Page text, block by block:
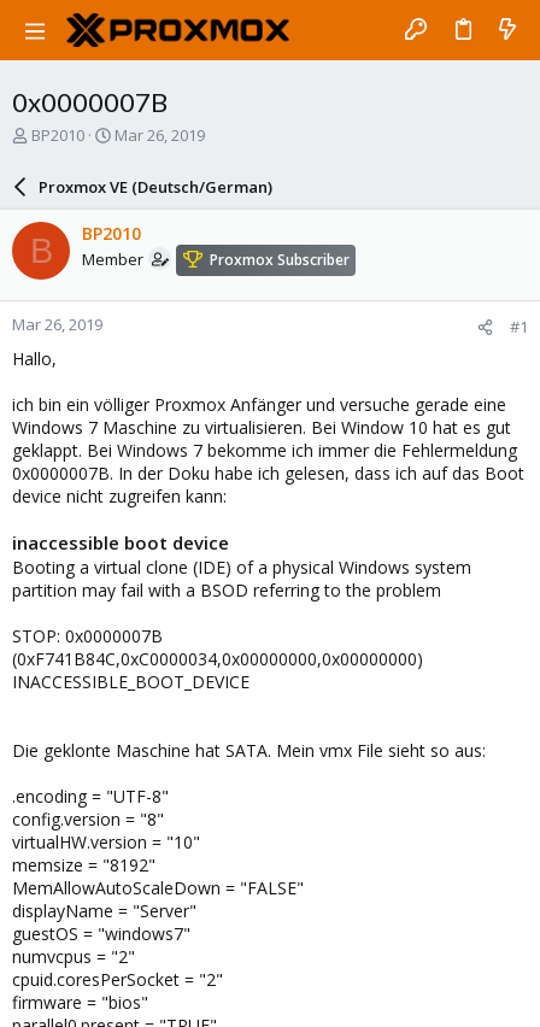
0x0000007B
T
a
d
s
t
a
r
t
e
BP2010
S
a
r
d
a
e
Mar 26, 2019
Proxmox VE (Deutsch/German)
B BP2010
Member Proxmox Subscriber
Mar 26, 2019 #1
Hallo,
ich bin ein völliger Proxmox Anfänger und versuche gerade eine
Windows 7 Maschine zu virtualisieren. Bei Window 10 hat es gut
geklappt. Bei Windows 7 bekomme ich immer die Fehlermeldung
0x0000007B. In der Doku habe ich gelesen, dass ich auf das Boot
device nicht zugreifen kann:
inaccessible boot device
Booting a virtual clone (IDE) of a physical Windows system
partition may fail with a BSOD referring to the problem
STOP: 0x0000007B
(0xF741B84C,0xC0000034,0x00000000,0x00000000)
INACCESSIBLE_BOOT_DEVICE
Die geklonte Maschine hat SATA. Mein vmx File sieht so aus:
.encoding = "UTF-8"
config.version = "8"
virtualHW.version = "10"
memsize = "8192"
MemAllowAutoScaleDown = "FALSE"
displayName = "Server"
guestOS = "windows7"
numvcpus = "2"
cpuid.coresPerSocket = "2"
firmware = "bios"